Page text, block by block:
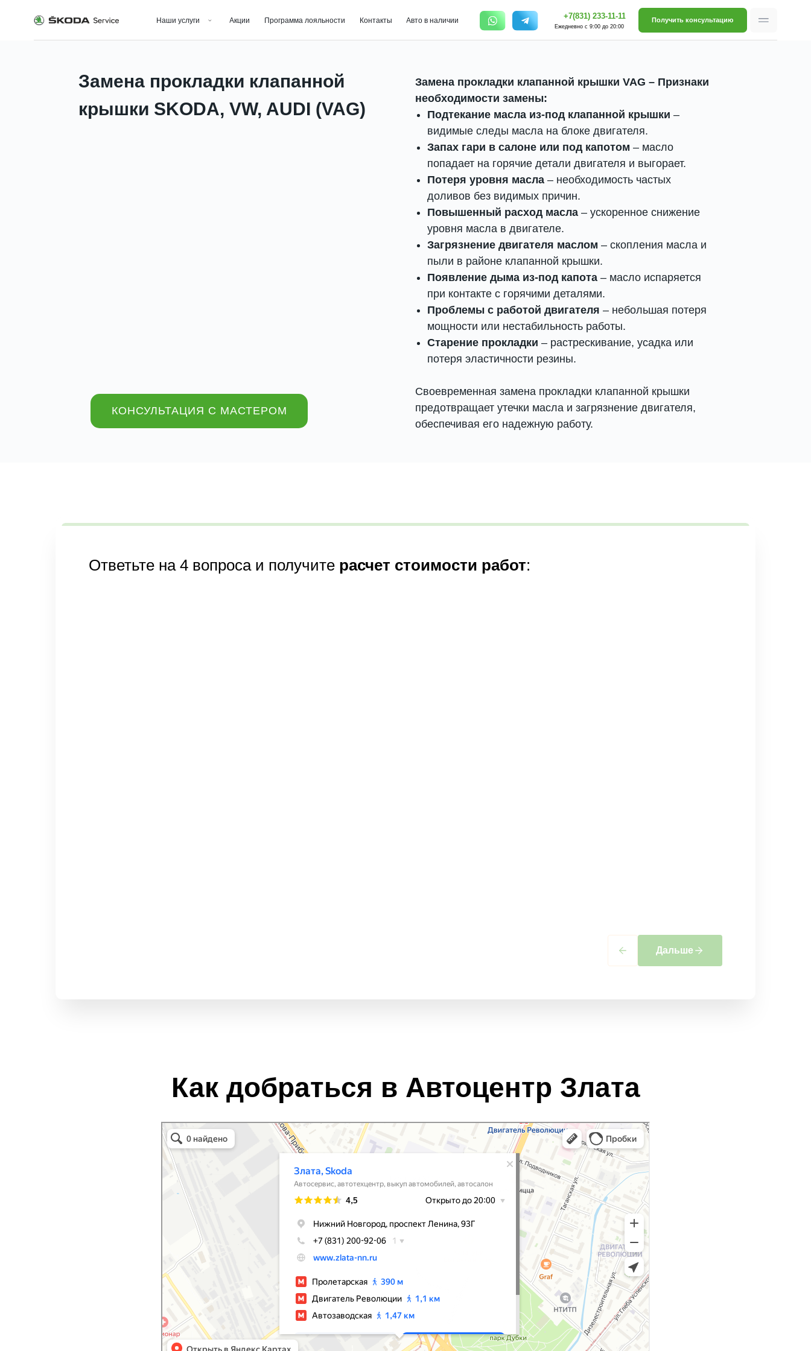
Получить консультацию
Ежедневно с 9:00 до 20:00
+7(831) 233-11-11
Контакты Авто в наличии
Программа лояльности
Акции
Наши услуги
Замена прокладки клапанной
крышки SKODA, VW, AUDI (VAG)
Замена прокладки клапанной крышки VAG – Признаки
необходимости замены:
Подтекание масла из-под клапанной крышки –
видимые следы масла на блоке двигателя.
Запах гари в салоне или под капотом – масло
попадает на горячие детали двигателя и выгорает.
Потеря уровня масла – необходимость частых
доливов без видимых причин.
Повышенный расход масла – ускоренное снижение
уровня масла в двигателе.
Загрязнение двигателя маслом – скопления масла и
пыли в районе клапанной крышки.
Появление дыма из-под капота – масло испаряется
при контакте с горячими деталями.
Проблемы с работой двигателя – небольшая потеря
мощности или нестабильность работы.
Старение прокладки – растрескивание, усадка или
потеря эластичности резины.
Своевременная замена прокладки клапанной крышки
предотвращает утечки масла и загрязнение двигателя,
обеспечивая его надежную работу.
КОНСУЛЬТАЦИЯ С МАСТЕРОМ
Ответьте на 4 вопроса и получите расчет стоимости работ:
Дальше
Как добраться в Автоцентр Злата
Звоните, а лучше приезжайте!
Ремонт
Диагностика Автоэлектрика
Техническое обслуживание (ТО)
О компании